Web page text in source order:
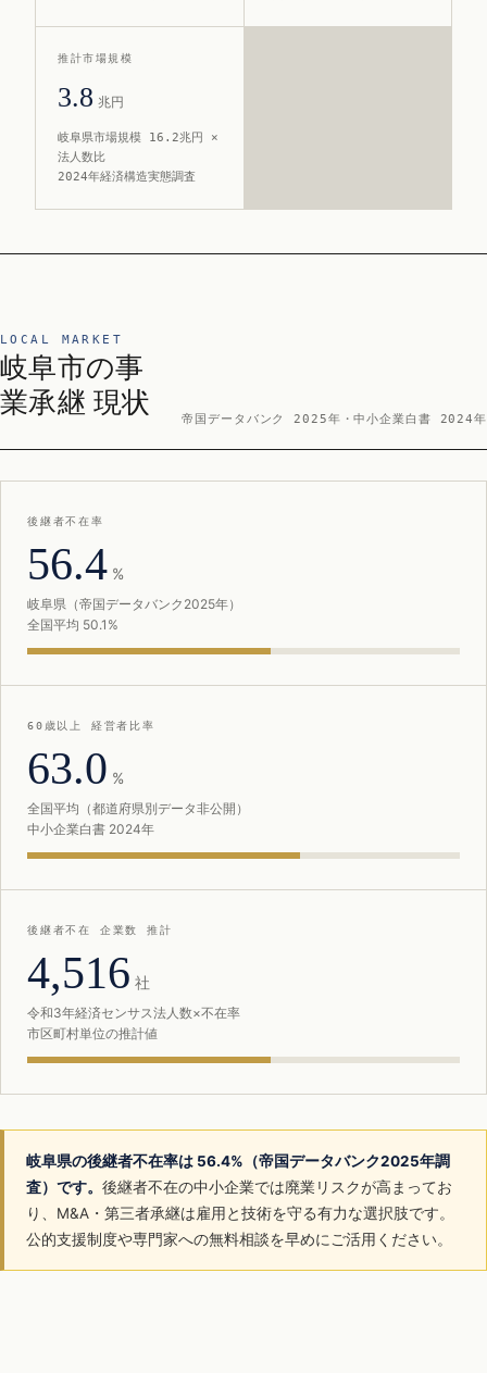
推計市場規模
3.8 兆円
岐阜県市場規模 16.2兆円 ×
法人数比
2024年経済構造実態調査
LOCAL MARKET
岐阜市の事
業承継 現状
帝国データバンク 2025年・中小企業白書 2024年
後継者不在率
56.4 %
岐阜県（帝国データバンク2025年）
全国平均 50.1%
60歳以上 経営者比率
63.0 %
全国平均（都道府県別データ非公開）
中小企業白書 2024年
後継者不在 企業数 推計
4,516 社
令和3年経済センサス法人数×不在率
市区町村単位の推計値
岐阜県の後継者不在率は 56.4%（帝国データバンク2025年調
査）です。 後継者不在の中小企業では廃業リスクが高まってお
り、M&A・第三者承継は雇用と技術を守る有力な選択肢です。
公的支援制度や専門家への無料相談を早めにご活用ください。